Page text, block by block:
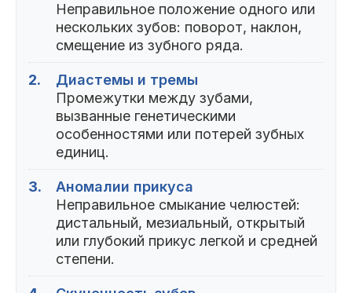
Неправильное положение одного или
нескольких зубов: поворот, наклон,
смещение из зубного ряда.
2.
Диастемы и тремы
Промежутки между зубами,
вызванные генетическими
особенностями или потерей зубных
единиц.
3.
Аномалии прикуса
Неправильное смыкание челюстей:
дистальный, мезиальный, открытый
или глубокий прикус легкой и средней
степени.